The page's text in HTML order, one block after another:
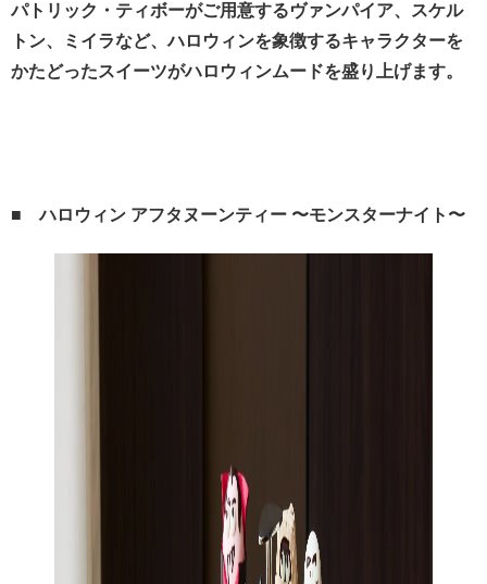
パトリック・ティボーがご用意するヴァンパイア、スケル
トン、ミイラなど、ハロウィンを象徴するキャラクターを
かたどったスイーツがハロウィンムードを盛り上げます。
■ ハロウィン アフタヌーンティー 〜モンスターナイト〜